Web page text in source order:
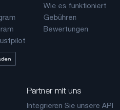
Mike mit einer 0.14%-Gebühr für
was der entsprechenden
USDT erreicht, wird er sofort auf
Gebühr für das Level 4 entspricht)
behalten.
Wie es funktioniert
Gebühren
Bewertungen
Partner mit uns
Integrieren Sie unsere API